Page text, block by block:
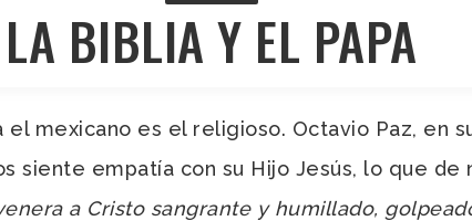
LA BIBLIA Y EL PAPA
mexicano es el religioso. Octavio Paz, en
siente empatía con su Hijo Jesús, lo que de
a Cristo sangrante y humillado,